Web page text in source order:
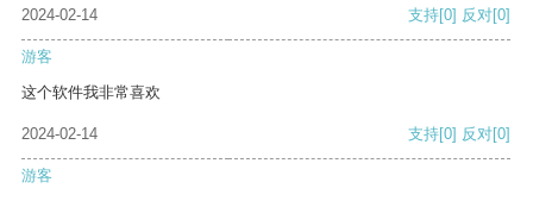
2024-02-14
支持[0] 反对[0]
游客
这个软件我非常喜欢
2024-02-14 支持[0] 反对[0]
游客